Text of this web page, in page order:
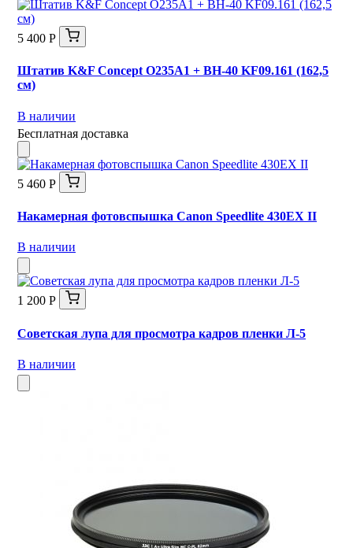
5 400 Р
Штатив K&F Concept O235A1 + BH-40 KF09.161 (162,5
см)
В наличии
Бесплатная доставка
5 460 Р
Накамерная фотовспышка Canon Speedlite 430EX II
В наличии
1 200 Р
Советская лупа для просмотра кадров пленки Л-5
В наличии